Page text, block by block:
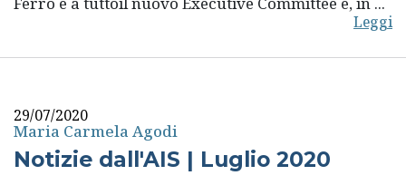
Leggi
29/07/2020
Maria Carmela Agodi
Notizie dall'AIS | Luglio 2020